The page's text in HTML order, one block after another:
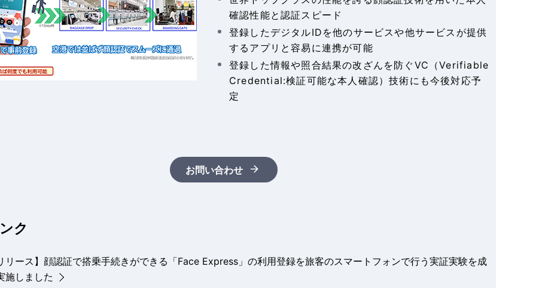
確認性能と認証スピード
登録したデジタルIDを他のサービスや他サービスが提供
するアプリと容易に連携が可能
登録した情報や照合結果の改ざんを防ぐVC（Verifiable
Credential:検証可能な本人確認）技術にも今後対応予
定
お問い合わせ
ク
リース】顔認証で搭乗手続きができる「Face Express」の利用登録を旅客のスマートフォンで行う実証実験を成
施しました